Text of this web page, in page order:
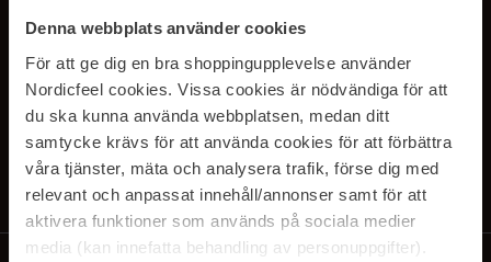
Denna webbplats använder cookies
För att ge dig en bra shoppingupplevelse använder
Nordicfeel cookies. Vissa cookies är nödvändiga för att
du ska kunna använda webbplatsen, medan ditt
samtycke krävs för att använda cookies för att förbättra
våra tjänster, mäta och analysera trafik, förse dig med
relevant och anpassat innehåll/annonser samt för att
aktivera funktioner som används på sociala medier
media (kan innefatta behandling av personuppgifter).
PRENUMERERA PÅ VÅRA
NYHETSBREV
E-postadress
Genom att prenumerera accepterar du vårIntegritetspolicy.